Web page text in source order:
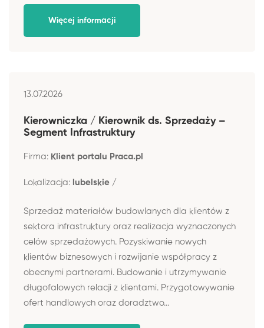
Więcej informacji
13.07.2026
Kierowniczka / Kierownik ds. Sprzedaży –
Segment Infrastruktury
Firma: Klient portalu Praca.pl
Lokalizacja: lubelskie /
Sprzedaż materiałów budowlanych dla klientów z
sektora infrastruktury oraz realizacja wyznaczonych
celów sprzedażowych. Pozyskiwanie nowych
klientów biznesowych i rozwijanie współpracy z
obecnymi partnerami. Budowanie i utrzymywanie
długofalowych relacji z klientami. Przygotowywanie
ofert handlowych oraz doradztwo...